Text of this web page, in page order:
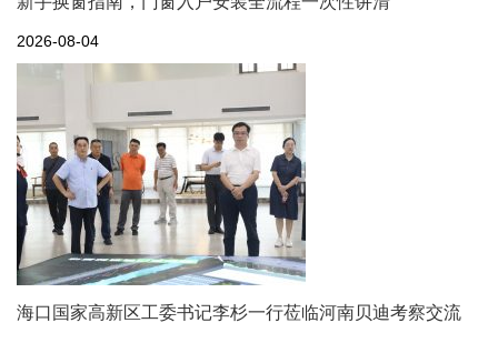
2026-08-04
海口国家高新区工委书记李杉一行莅临河南贝迪考察交流